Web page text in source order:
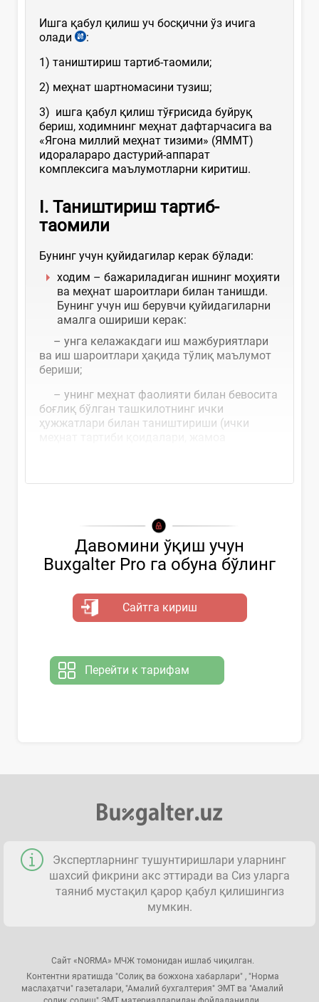
Ишга қабул қилиш уч босқични ўз ичига
олади
:
1) таништириш тартиб-таомили;
2) меҳнат шартномасини тузиш;
3) ишга қабул қилиш тўғрисида буйруқ
бериш, ходимнинг меҳнат дафтарчасига ва
«Ягона миллий меҳнат тизими» (ЯММТ)
идоралараро дастурий-аппарат
комплексига маълумотларни киритиш.
I. Таништириш тартиб-
таомили
Бунинг учун қуйидагилар керак бўлади:
ходим – бажариладиган ишнинг моҳияти
ва меҳнат шароитлари билан танишди.
Бунинг учун иш берувчи қуйидагиларни
амалга ошириши керак:
– унга келажакдаги иш мажбуриятлари
ва иш шароитлари ҳақида тўлиқ маълумот
бериши;
– унинг меҳнат фаолияти билан бевосита
боғлиқ бўлган ташкилотнинг ички
ҳужжатлари билан таништириши (ички
Давомини ўқиш учун
Buxgalter Pro га обуна бўлинг
Сайтга кириш
Перейти к тарифам
Экспертларнинг тушунтиришлари уларнинг
шахсий фикрини акс эттиради ва Сиз уларга
таяниб мустақил қарор қабул қилишингиз
мумкин.
Сайт «NORMA» МЧЖ томонидан ишлаб чиқилган.
Контентни яратишда "Солиқ ва божхона хабарлари" , "Норма
маслаҳатчи" газеталари, "Амалий бухгалтерия" ЭМТ ва "Амалий